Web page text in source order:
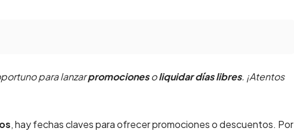
para lanzarpromocionesoliquidar días libres. ¡Atentos
, hay fechas claves para ofrecer promociones o descuentos. Por